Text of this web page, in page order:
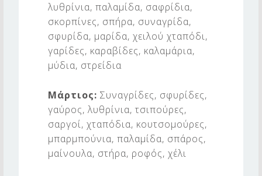
λυθρίνια, παλαμίδα, σαφρίδια,
σκορπίνες, σπήρα, συναγρίδα,
σφυρίδα, μαρίδα, χειλού χταπόδι,
γαρίδες, καραβίδες, καλαμάρια,
μύδια, στρείδια
Μάρτιος:Συναγρίδες, σφυρίδες,
γαύρος, λυθρίνια, τσιπούρες,
σαργοί, χταπόδια, κουτσομούρες,
μπαρμπούνια, παλαμίδα, σπάρος,
μαίνουλα, στήρα, ροφός, χέλι